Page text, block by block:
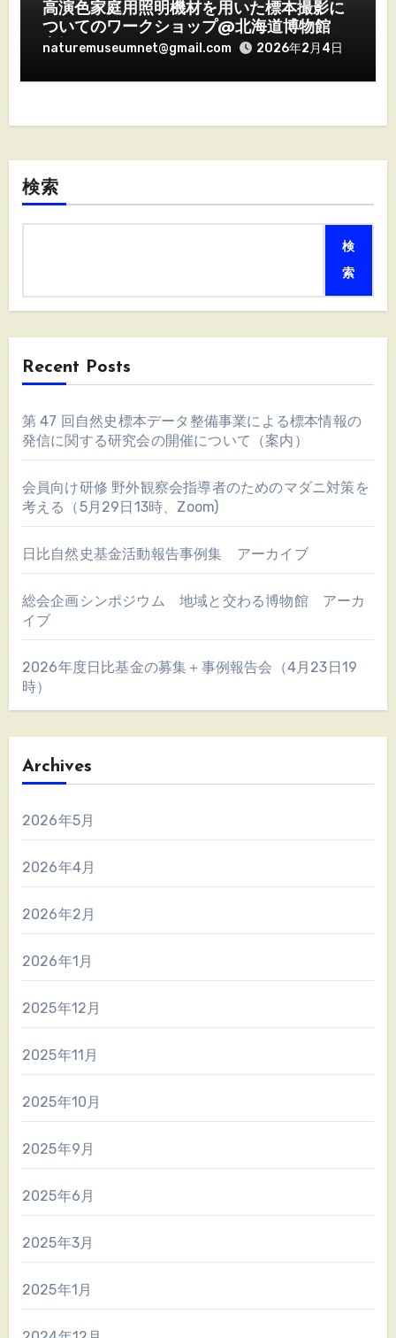
高演色家庭用照明機材を用いた標本撮影に
ついてのワークショップ@北海道博物館を
実施しました。
naturemuseumnet@gmail.com 2026年2月4日
検索
検
索
Recent Posts
第 47 回自然史標本データ整備事業による標本情報の
発信に関する研究会の開催について（案内）
会員向け研修 野外観察会指導者のためのマダニ対策を
考える（5月29日13時、Zoom)
日比自然史基金活動報告事例集 アーカイブ
総会企画シンポジウム 地域と交わる博物館 アーカ
イブ
2026年度日比基金の募集＋事例報告会（4月23日19
時）
Archives
2026年5月
2026年4月
2026年2月
2026年1月
2025年12月
2025年11月
2025年10月
2025年9月
2025年6月
2025年3月
2025年1月